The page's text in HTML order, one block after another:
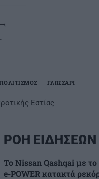
ΓΛΩΣΣΑΡΙ
Εστίας
ΡΟΗ ΕΙΔΗΣΕΩΝ
Το Nissan Qashqai με
e-POWER κατακτά